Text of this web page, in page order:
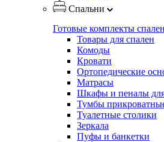
Спальни
Готовые комплекты спален
Товары для спален
Комоды
Кровати
Ортопедические
Матрасы
Шкафы и пеналы
Тумбы
Туалетные столики
Зеркала
Пуфы и банкетки